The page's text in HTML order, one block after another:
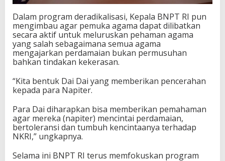
Dalam program deradikalisasi, Kepala BNPT RI pun
mengimbau agar pemuka agama dapat dilibatkan
secara aktif untuk meluruskan pehaman agama
yang salah sebagaimana semua agama
mengajarkan perdamaian bukan permusuhan
bahkan tindakan kekerasan.
“Kita bentuk Dai Dai yang memberikan pencerahan
kepada para Napiter.
Para Dai diharapkan bisa memberikan pemahaman
agar mereka (napiter) mencintai perdamaian,
bertoleransi dan tumbuh kencintaanya terhadap
NKRI,” ungkapnya.
Selama ini BNPT RI terus memfokuskan program